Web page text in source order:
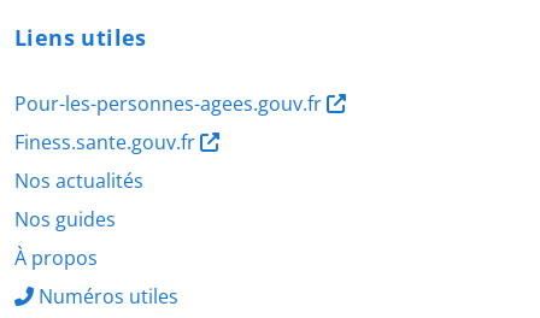
Liens utiles
Pour-les-personnes-agees.gouv.fr
Finess.sante.gouv.fr
Nos actualités
Nos guides
À propos
Numéros utiles